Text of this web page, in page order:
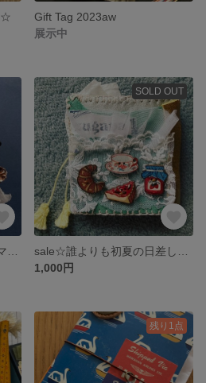
☆
Gift Tag 2023aw
展示中
SOLD OUT
1,000円
残り1点